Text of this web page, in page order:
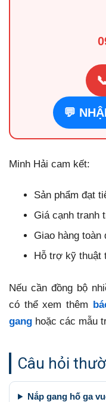
💬
Minh Hải cam kết:
Sản phẩm đạt
Giá cạnh tranh
Giao hàng toàn
Hỗ trợ kỹ thuật
Nếu cần đồng bộ
có thể xem thêm
gang hoặc các mẫu
Câu hỏi
Nắp gang hố ga